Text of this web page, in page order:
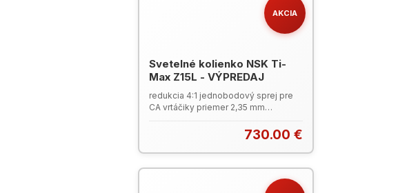
AKCIA
Svetelné kolienko NSK Ti-
Max Z15L - VÝPREDAJ
redukcia 4:1 jednobodový sprej pre
CA vrtáčiky priemer 2,35 mm
730.00 €